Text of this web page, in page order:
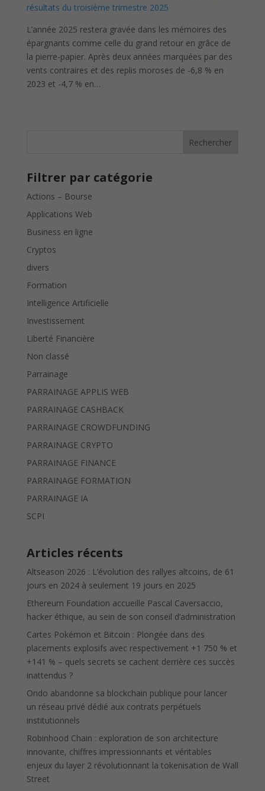
résultats du troisième trimestre 2025
L’année 2025 restera gravée dans les mémoires des
épargnants comme celle du grand retour en grâce de
la pierre-papier. Après deux années marquées par des
vents contraires et des replis moroses de -6,8 % en
2023 et -4,7 % en…
Rechercher
Filtrer par catégorie
Actions – Bourse
Applications Web
Business en ligne
Cryptos
divers
Formation
Intelligence Artificielle
Investissement
Liberté Financière
Non classé
Parrainage
PARRAINAGE APPLIS WEB
PARRAINAGE CASHBACK
PARRAINAGE CROWDFUNDING
PARRAINAGE CRYPTO
PARRAINAGE FINANCE
PARRAINAGE FORMATION
PARRAINAGE IA
SCPI
Articles récents
Altseason 2026 : L’évolution des rallyes altcoins, de 61
jours en 2024 à seulement 19 jours en 2025
Ethereum Foundation accueille Pascal Caversaccio,
hacker éthique, au sein de son conseil d’administration
Cartes Pokémon et Bitcoin : Plongée dans des
placements explosifs avec respectivement +1 750 % et
+141 % – quels secrets se cachent derrière ces succès
inattendus ?
Ondo abandonne sa blockchain publique pour lancer
un réseau privé dédié aux contrats perpétuels
institutionnels
Robinhood Chain : exploration de son architecture
innovante, chiffres impressionnants et véritables
enjeux du layer 2 révolutionnant la tokenisation de Wall
Street